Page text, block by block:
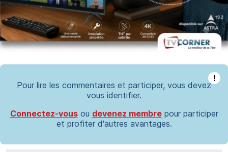
!
Pour lire les commentaires et participer, vous devez
vous identifier.
Connectez-vousou devenez membrepour participer
et profiter d'autres avantages.